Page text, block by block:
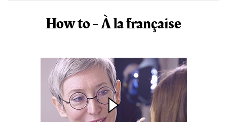
Cerca tra i prodotti
How to - À la française